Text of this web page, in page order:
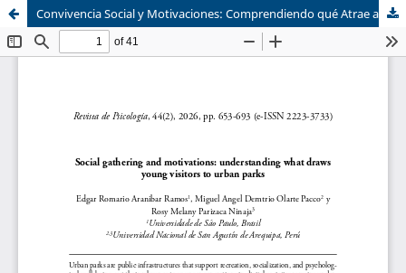
Convivencia Social y Motivaciones: Comprendiendo qué Atrae a Jóvenes Visitantes a los Parques Urbanos